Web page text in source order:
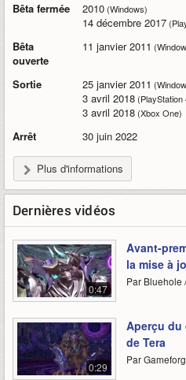
Bêta fermée 2010(Windows)
14 décembre 2017
Bêta
ouverte
11 janvier 2011
Sortie 25 janvier 2011
3 avril 2018(PlayStation
3 avril 2018(Xbox One)
Arrêt 30 juin 2022
Plus d'informations
Dernières vidéos
0:47
Avant-
la mise à
Par Bluehole
0:29
Aperçu du
de Tera
Par